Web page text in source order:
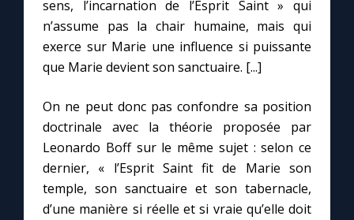
sens, l’incarnation de l’Esprit Saint » qui
n’assume pas la chair humaine, mais qui
exerce sur Marie une influence si puissante
que Marie devient son sanctuaire. [...]
On ne peut donc pas confondre sa position
doctrinale avec la théorie proposée par
Leonardo Boff sur le même sujet : selon ce
dernier, « l’Esprit Saint fit de Marie son
temple, son sanctuaire et son tabernacle,
d’une manière si réelle et si vraie qu’elle doit